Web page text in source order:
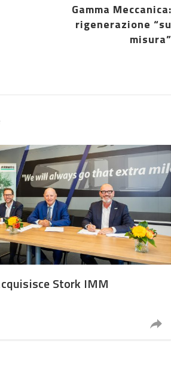
Gamma Meccanica:
rigenerazione “su
misura”
Stork IMM